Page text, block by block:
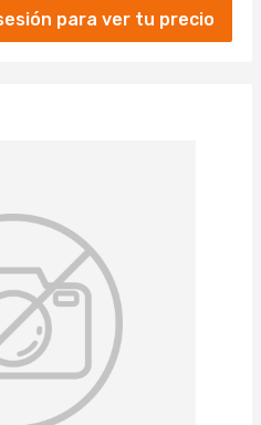
para ver tu precio